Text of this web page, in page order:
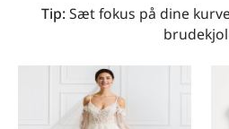
Tip:Sæt fokus på dine